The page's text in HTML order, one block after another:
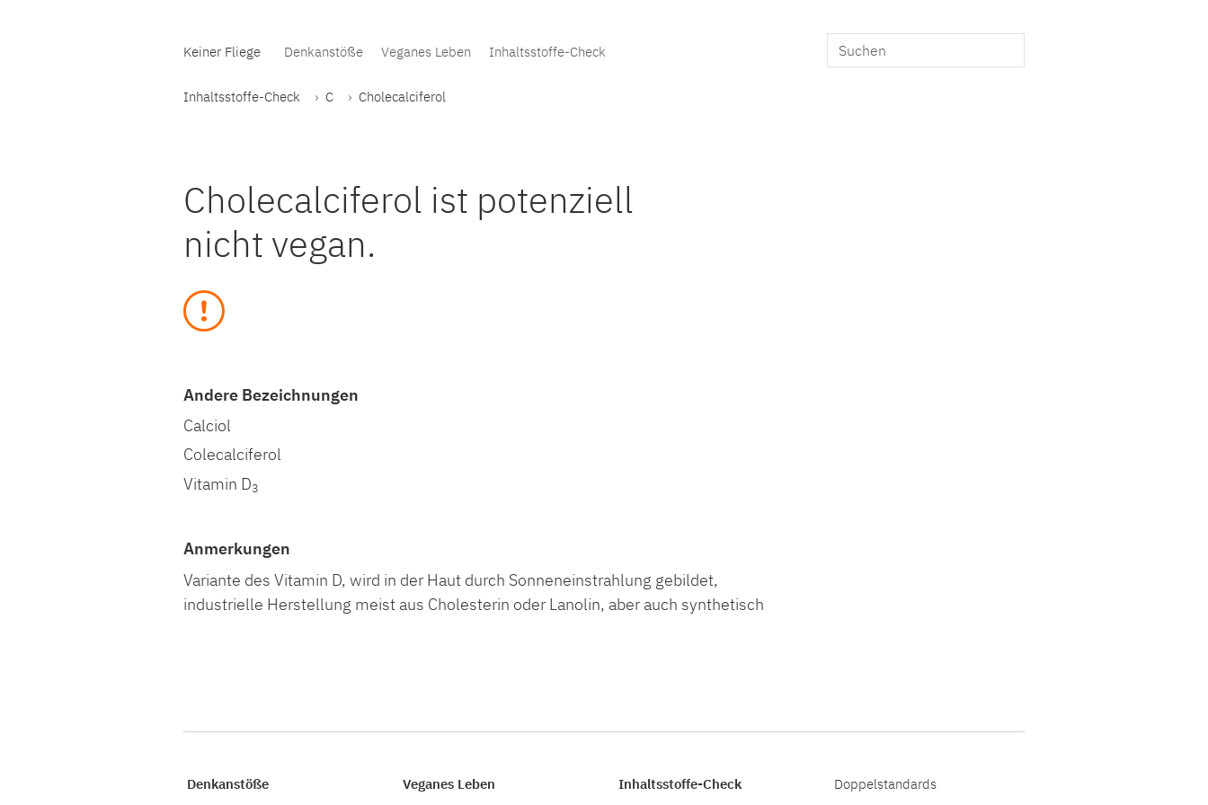
Keiner Fliege Denkanstöße Veganes Leben Inhaltsstoffe-Check
Inhaltsstoffe-Check C Cholecalciferol
Cholecalciferol ist potenziell
nicht vegan.
Andere Bezeichnungen
Calciol
Colecalciferol
Vitamin D3
Anmerkungen
Variante des Vitamin D, wird in der Haut durch Sonneneinstrahlung gebildet,
industrielle Herstellung meist aus Cholesterin oder Lanolin, aber auch synthetisch
Denkanstöße
Veganes Leben
Inhaltsstoffe-Check
Doppelstandards